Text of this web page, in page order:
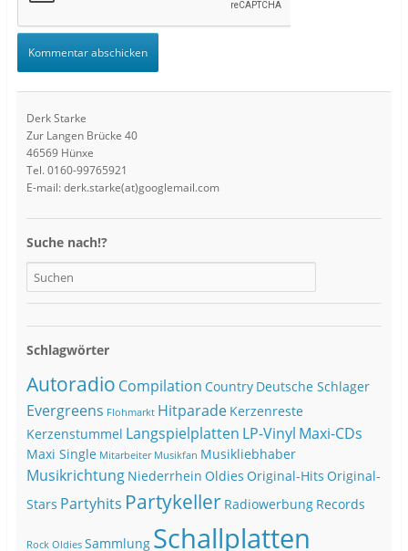
Derk Starke
Zur Langen Brücke 40
46569 Hünxe
Tel. 0160-99765921
E-mail: derk.starke(at)googlemail.com
Suche nach!?
Schlagwörter
Autoradio Compilation Country Deutsche Schlager
Evergreens Flohmarkt Hitparade Kerzenreste
Kerzenstummel Langspielplatten LP-Vinyl Maxi-CDs
Maxi Single Mitarbeiter Musikfan Musikliebhaber
Musikrichtung Niederrhein Oldies Original-Hits Original-
Stars Partyhits Partykeller Radiowerbung Records
Rock Oldies Sammlung Schallplatten